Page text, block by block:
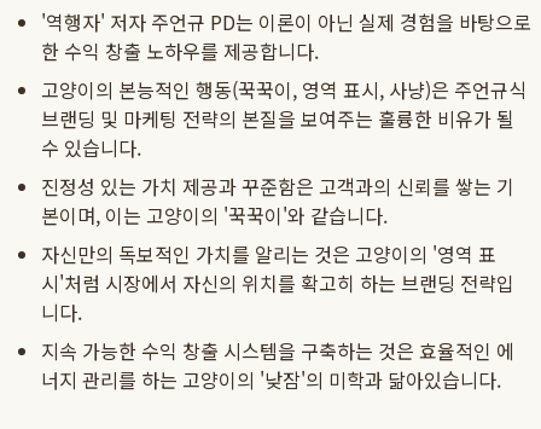
'역행자' 저자 주언규 PD는 이론이 아닌 실제 경험을 바탕으로
한 수익 창출 노하우를 제공합니다.
고양이의 본능적인 행동(꾹꾹이, 영역 표시, 사냥)은 주언규식
브랜딩 및 마케팅 전략의 본질을 보여주는 훌륭한 비유가 될
수 있습니다.
진정성 있는 가치 제공과 꾸준함은 고객과의 신뢰를 쌓는 기
본이며, 이는 고양이의 '꾹꾹이'와 같습니다.
자신만의 독보적인 가치를 알리는 것은 고양이의 '영역 표
시'처럼 시장에서 자신의 위치를 확고히 하는 브랜딩 전략입
니다.
지속 가능한 수익 창출 시스템을 구축하는 것은 효율적인 에
너지 관리를 하는 고양이의 '낮잠'의 미학과 닮아있습니다.